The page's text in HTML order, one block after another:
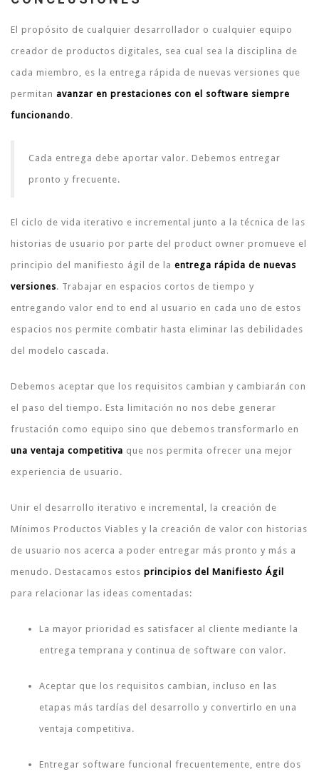
El propósito de cualquier desarrollador o cualquier equipo
creador de productos digitales, sea cual sea la disciplina de
cada miembro, es la entrega rápida de nuevas versiones que
permitan avanzar en prestaciones con el software siempre
funcionando.
Cada entrega debe aportar valor. Debemos entregar
pronto y frecuente.
El ciclo de vida iterativo e incremental junto a la técnica de las
historias de usuario por parte del product owner promueve el
principio del manifiesto ágil de la entrega rápida de nuevas
versiones. Trabajar en espacios cortos de tiempo y
entregando valor end to end al usuario en cada uno de estos
espacios nos permite combatir hasta eliminar las debilidades
del modelo cascada.
Debemos aceptar que los requisitos cambian y cambiarán con
el paso del tiempo. Esta limitación no nos debe generar
frustación como equipo sino que debemos transformarlo en
una ventaja competitiva que nos permita ofrecer una mejor
experiencia de usuario.
Unir el desarrollo iterativo e incremental, la creación de
Mínimos Productos Viables y la creación de valor con historias
de usuario nos acerca a poder entregar más pronto y más a
menudo. Destacamos estos principios del Manifiesto Ágil
para relacionar las ideas comentadas:
La mayor prioridad es satisfacer al cliente mediante la
entrega temprana y continua de software con valor.
Aceptar que los requisitos cambian, incluso en las
etapas más tardías del desarrollo y convertirlo en una
ventaja competitiva.
Entregar software funcional frecuentemente, entre dos